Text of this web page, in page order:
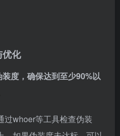
化
度，确保达到至少90%以
过whoer等工具检查伪装